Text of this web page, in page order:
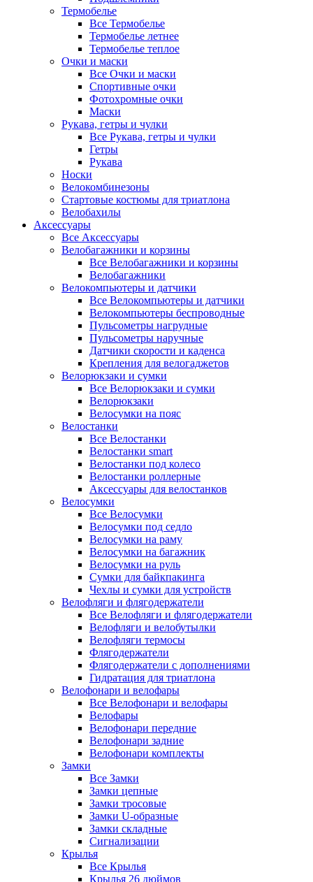
Термобелье
Все Термобелье
Термобелье летнее
Термобелье теплое
Очки и маски
Все Очки и маски
Спортивные очки
Фотохромные очки
Маски
Рукава, гетры и чулки
Все Рукава, гетры и чулки
Гетры
Рукава
Носки
Велокомбинезоны
Стартовые костюмы для триатлона
Велобахилы
Аксессуары
Все Аксессуары
Велобагажники и корзины
Все Велобагажники и корзины
Велобагажники
Велокомпьютеры и датчики
Все Велокомпьютеры и датчики
Велокомпьютеры беспроводные
Пульсометры нагрудные
Пульсометры наручные
Датчики скорости и каденса
Крепления для велогаджетов
Велорюкзаки и сумки
Все Велорюкзаки и сумки
Велорюкзаки
Велосумки на пояс
Велостанки
Все Велостанки
Велостанки smart
Велостанки под колесо
Велостанки роллерные
Аксессуары для велостанков
Велосумки
Все Велосумки
Велосумки под седло
Велосумки на раму
Велосумки на багажник
Велосумки на руль
Сумки для байкпакинга
Чехлы и сумки для устройств
Велофляги и флягодержатели
Все Велофляги и флягодержатели
Велофляги и велобутылки
Велофляги термосы
Флягодержатели
Флягодержатели с дополнениями
Гидратация для триатлона
Велофонари и велофары
Все Велофонари и велофары
Велофары
Велофонари передние
Велофонари задние
Велофонари комплекты
Замки
Все Замки
Замки цепные
Замки тросовые
Замки U-образные
Замки складные
Сигнализации
Крылья
Все Крылья
Крылья 26 дюймов